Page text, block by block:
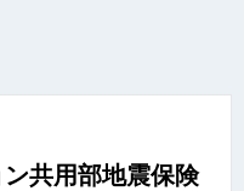
共用部地震保険